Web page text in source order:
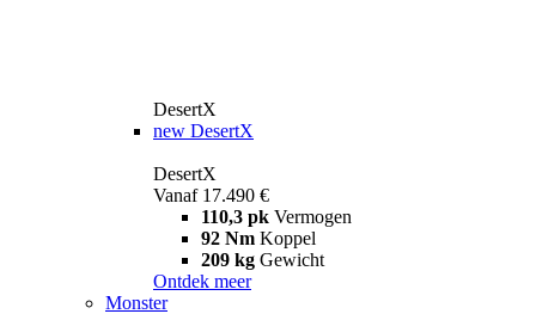
DesertX
new DesertX
DesertX
Vanaf 17.490 €
110,3 pk Vermogen
92 Nm Koppel
209 kg Gewicht
Ontdek meer
Monster